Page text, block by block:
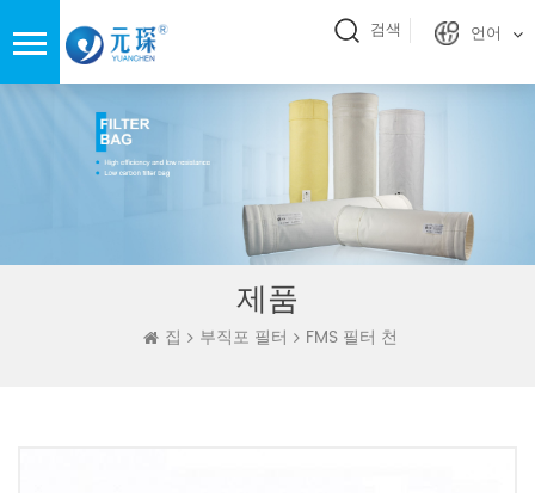
검색 언어
제품
집 부직포 필터 FMS 필터 천